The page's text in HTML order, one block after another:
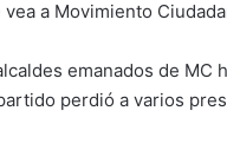
a Movimiento
emanados de
perdió a varios